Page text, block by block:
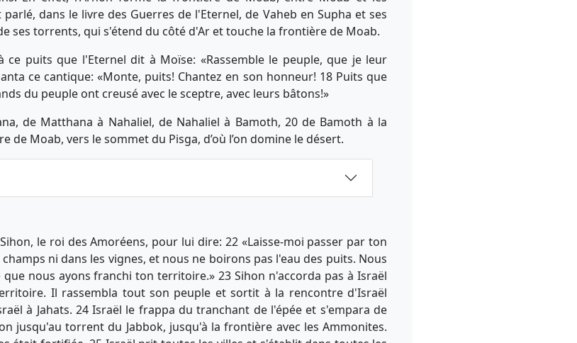
dans le livre des Guerres de l'Eternel, de Vaheb en Supha et ses
ses torrents, qui s'étend du côté d'Ar et touche la frontière de Moab.
ce puits que l'Eternel dit à Moïse: «Rassemble le peuple, que je leur
ce cantique: «Monte, puits! Chantez en son honneur! 18 Puits que
du peuple ont creusé avec le sceptre, avec leurs bâtons!»
de Matthana à Nahaliel, de Nahaliel à Bamoth, 20 de Bamoth à la
de Moab, vers le sommet du Pisga, d’où l’on domine le désert.
le roi des Amoréens, pour lui dire: 22 «Laisse-moi passer par ton
ni dans les vignes, et nous ne boirons pas l'eau des puits. Nous
nous ayons franchi ton territoire.» 23 Sihon n'accorda pas à Israël
Il rassembla tout son peuple et sortit à la rencontre d'Israël
à Jahats. 24 Israël le frappa du tranchant de l'épée et s'empara de
jusqu'au torrent du Jabbok, jusqu'à la frontière avec les Ammonites.